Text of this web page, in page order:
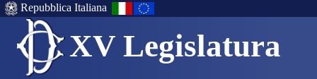
XV Legislatura
Repubblica Italiana